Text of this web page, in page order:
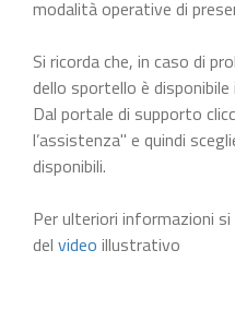
modalità operative di
Si ricorda che, in caso di
dello sportello è disponibile
Dal portale di supporto
l’assistenza" e quindi
disponibili.
Per ulteriori informazioni
del video illustrativo